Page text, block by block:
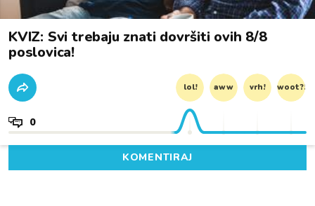
KVIZ: Svi trebaju znati dovršiti ovih 8/8
poslovica!
lol! aww vrh! woot?!
0
KOMENTIRAJ